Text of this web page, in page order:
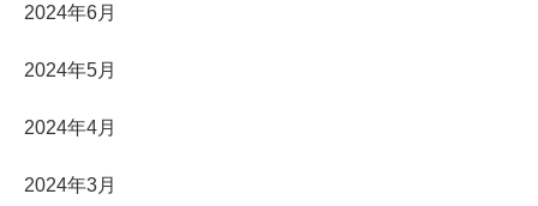
2024年6月
2024年5月
2024年4月
2024年3月